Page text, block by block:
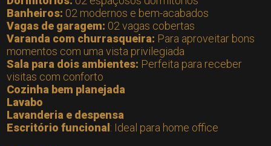
Banheiros: 02 modernos e bem-acabados
Vagas de garagem: 02 vagas cobertas
Varanda com churrasqueira: Para aproveitar bons
momentos com uma vista privilegiada
Sala para dois ambientes: Perfeita para receber
visitas com conforto
Cozinha bem planejada
Lavabo
Lavanderia e despensa
Escritório funcional : Ideal para home office